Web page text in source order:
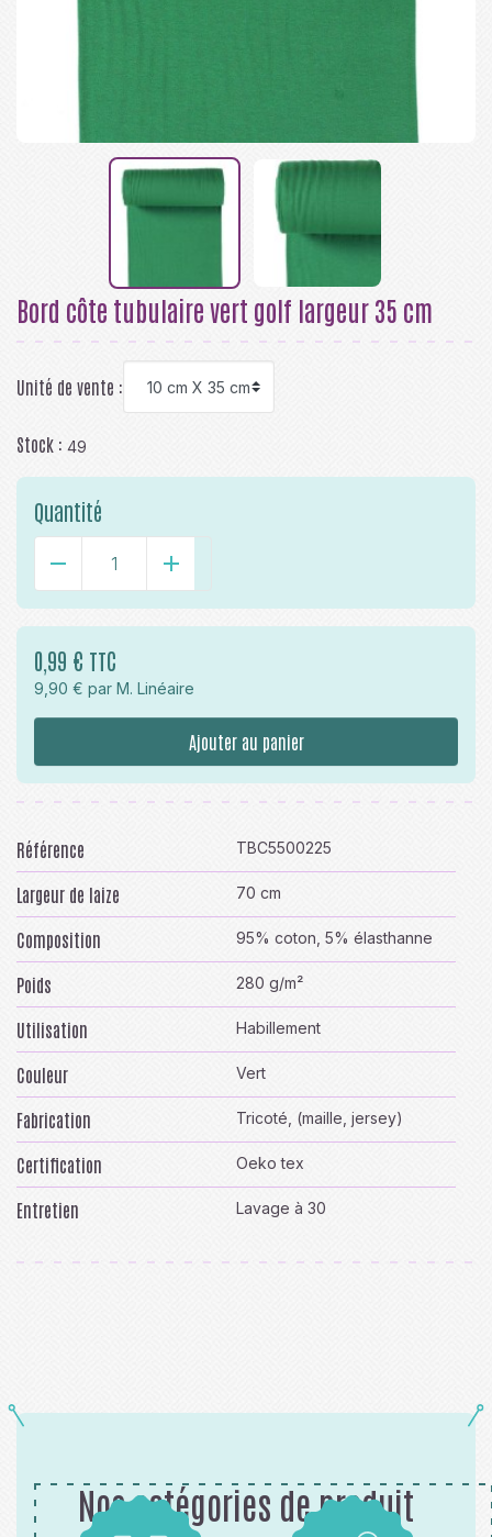
Bord côte tubulaire vert golf largeur 35 cm
Unité de vente :
Stock : 49
Quantité
- +
0,99 € TTC
9,90 € par M. Linéaire
Ajouter au panier
Référence TBC5500225
Largeur de laize 70 cm
Composition 95% coton, 5% élasthanne
Poids 280 g/m²
Utilisation Habillement
Couleur Vert
Fabrication Tricoté, (maille, jersey)
Certification Oeko tex
Entretien Lavage à 30
Nos catégories de produit